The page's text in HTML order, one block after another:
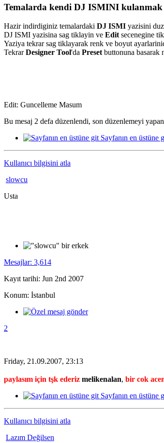
Temalarda kendi DJ ISMINI kulanmak
Hazir indirdiginiz temalardaki DJ ISMI yazisini
DJ ISMI yazisina sag tiklayin ve Edit secenegine
Yaziya tekrar sag tiklayarak renk ve boyut
TekrarDesigner Tool'da Preset buttonuna basarak
Edit: Guncelleme Masum
Bu mesaj 2 defa düzenlendi, son düzenlemeyi
Sayfanın en üstüne
Kullanıcı bilgisini atla
slowcu
Usta
Mesajlar: 3,614
Kayıt tarihi: Jun 2nd 2007
Konum: İstanbul
2
Friday, 21.09.2007, 23:13
paylasım için tşk ederiz melikenalan, bir cok
Sayfanın en üstüne
Kullanıcı bilgisini atla
Lazım Değilsen